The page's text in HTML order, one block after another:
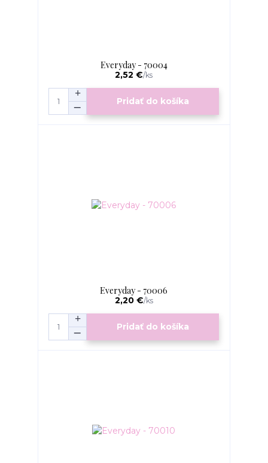
Everyday - 70004
2,52 €/ks
Pridať do košíka
Everyday - 70006
2,20 €/ks
Pridať do košíka